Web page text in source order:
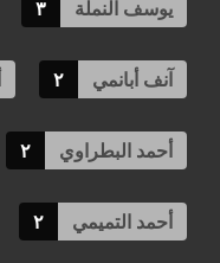
يوسف النملة ٣
آنف أبانمي ٢
أحمد البطراوي ٢
أحمد التميمي ٢